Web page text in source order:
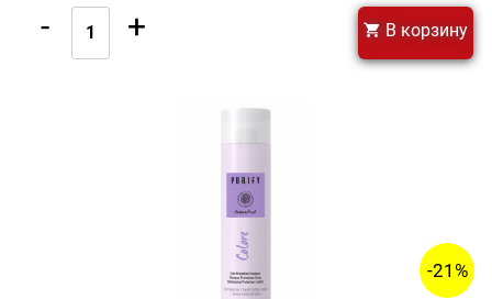
- + В корзину
-21%